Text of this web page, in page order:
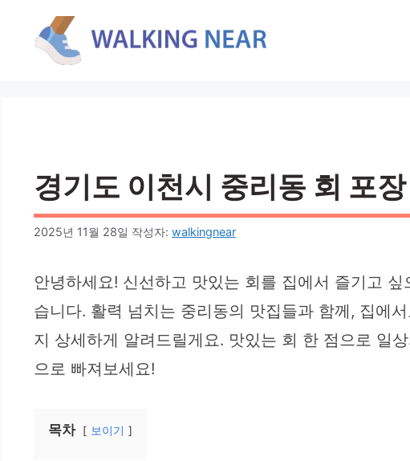
경기도 이천시 중리동 회 포
2025년 11월 28일 작성자: walkingnear
안녕하세요! 신선하고 맛있는 회를 집에서 즐기고
습니다. 활력 넘치는 중리동의 맛집들과 함께, 집에
지 상세하게 알려드릴게요. 맛있는 회 한 점으로 일
으로 빠져보세요!
목차 보이기